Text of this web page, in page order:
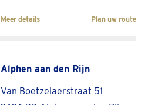
Meer details Plan uw route
Alphen aan den Rijn
Van Boetzelaerstraat 51